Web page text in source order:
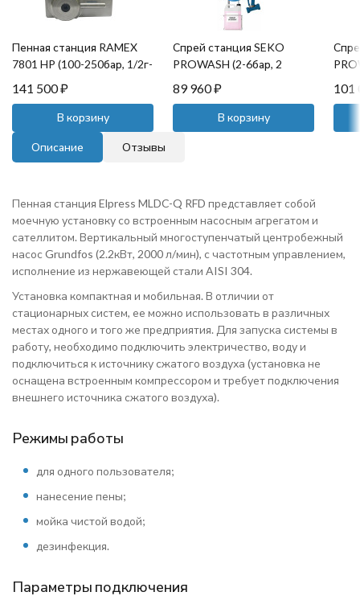
Пенная станция RAMEX
7801 HP (100-250бар, 1/2г-
г, сж.возд, 1 хим.ср)
141 500₽
В корзину
Спрей станция SEKO
PROWASH (2-6бар, 2
хим.ср, шланг 15 м)
89 960₽
В корзину
без
101
Описание Отзывы
Пенная станция Elpress MLDC-Q RFD представляет собой
моечную установку со встроенным насосным агрегатом и
сателлитом. Вертикальный многоступенчатый центробежный
насос Grundfos (2.2кВт, 2000 л/мин), с частотным управлением,
исполнение из нержавеющей стали AISI 304.
Установка компактная и мобильная. В отличии от
стационарных систем, ее можно использовать в различных
местах одного и того же предприятия. Для запуска системы в
работу, необходимо подключить электричество, воду и
подключиться к источнику сжатого воздуха (установка не
оснащена встроенным компрессором и требует подключения
внешнего источника сжатого воздуха).
Режимы работы
для одного пользователя;
нанесение пены;
мойка чистой водой;
дезинфекция.
Параметры подключения